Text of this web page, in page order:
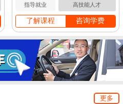
指导就业 高技能人才
了解课程 咨询学费
更多